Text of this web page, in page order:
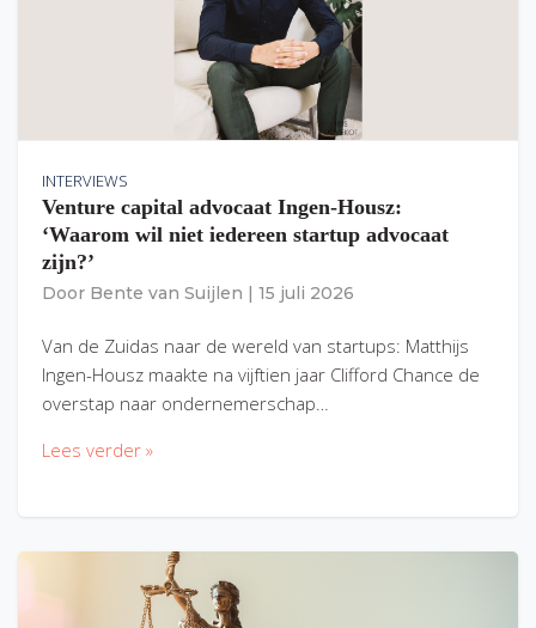
INTERVIEWS
Venture capital advocaat Ingen-Housz:
‘Waarom wil niet iedereen startup advocaat
zijn?’
Door Bente van Suijlen 15 juli 2026
Van de Zuidas naar de wereld van startups: Matthijs
Ingen-Housz maakte na vijftien jaar Clifford Chance de
overstap naar ondernemerschap…
Lees verder »